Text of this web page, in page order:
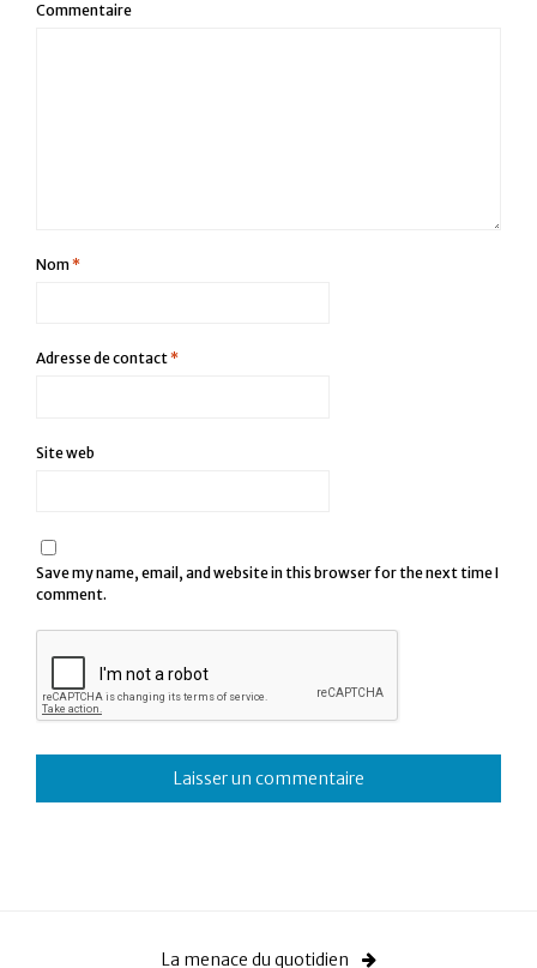
Commentaire
Nom*
Adresse de contact*
Site web
Save my name, email, and website in this browser for the next time I
comment.
La menace du quotidien